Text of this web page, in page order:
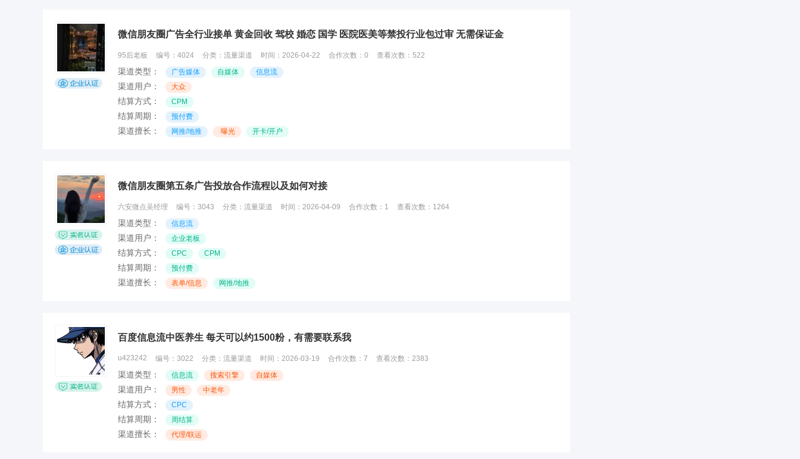
微信朋友圈广告全行业接单 黄金回收 驾校 婚恋 国学 医院医美等禁投行业包过审 无需保证金
95后老板 编号： 4024 分类： 流量渠道 时间： 2026-04-22 合作次数： 0 查看次数： 522
渠道类型： 广告媒体 自媒体 信息流
渠道用户： 大众
结算方式： CPM
结算周期： 预付费
渠道擅长： 网推/地推 曝光 开卡/开户
微信朋友圈第五条广告投放合作流程以及如何对接
六安微点吴经理 编号： 3043 分类： 流量渠道 时间： 2026-04-09 合作次数： 1 查看次数： 1264
渠道类型： 信息流
渠道用户： 企业老板
结算方式： CPC CPM
结算周期： 预付费
渠道擅长： 表单/信息 网推/地推
百度信息流中医养生 每天可以约1500粉，有需要联系我
u423242 编号： 3022 分类： 流量渠道 时间： 2026-03-19 合作次数： 7 查看次数： 2383
渠道类型： 信息流 搜索引擎 自媒体
渠道用户： 男性 中老年
结算方式： CPC
结算周期： 周结算
渠道擅长： 代理/联运